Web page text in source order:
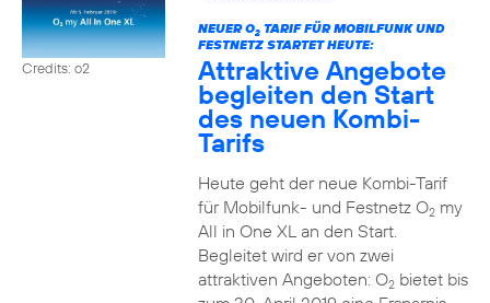
Credits: o2
NEUER O2TARIF FÜR MOBILFUNK UND
FESTNETZ STARTET HEUTE:
Attraktive Angebote
begleiten den Start
des neuen Kombi-
Tarifs
Heute geht der neue Kombi-Tarif
für Mobilfunk- und Festnetz O2my
All in One XL an den Start.
Begleitet wird er von zwei
attraktiven Angeboten: O2bietet bis